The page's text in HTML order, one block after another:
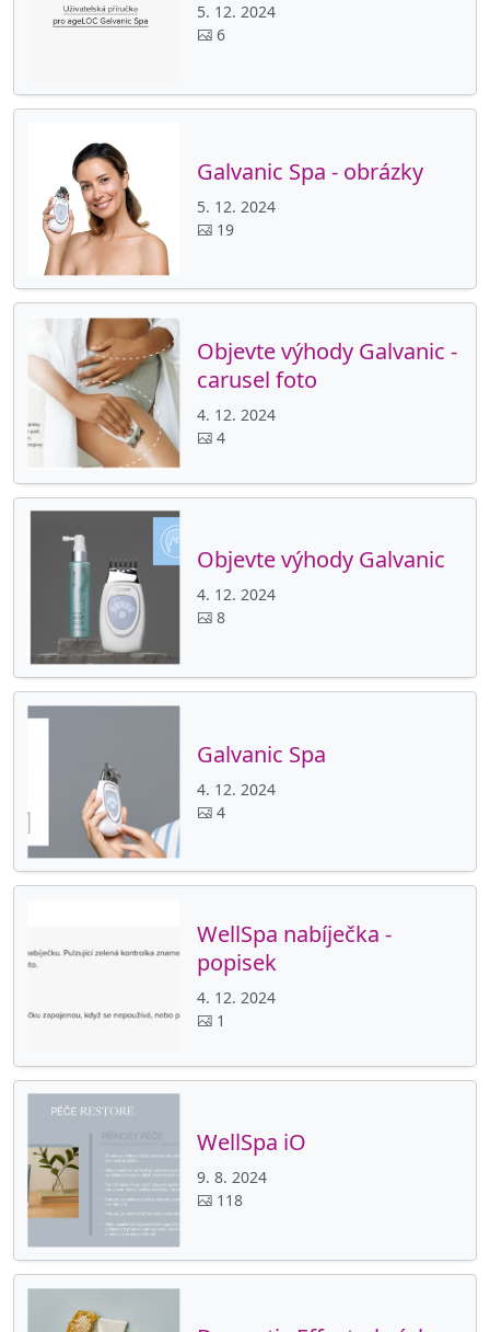
5. 12. 2024
6
Galvanic Spa - obrázky
5. 12. 2024
19
Objevte výhody Galvanic -
carusel foto
4. 12. 2024
4
Objevte výhody Galvanic
4. 12. 2024
8
Galvanic Spa
4. 12. 2024
4
WellSpa nabíječka -
popisek
4. 12. 2024
1
WellSpa iO
9. 8. 2024
118